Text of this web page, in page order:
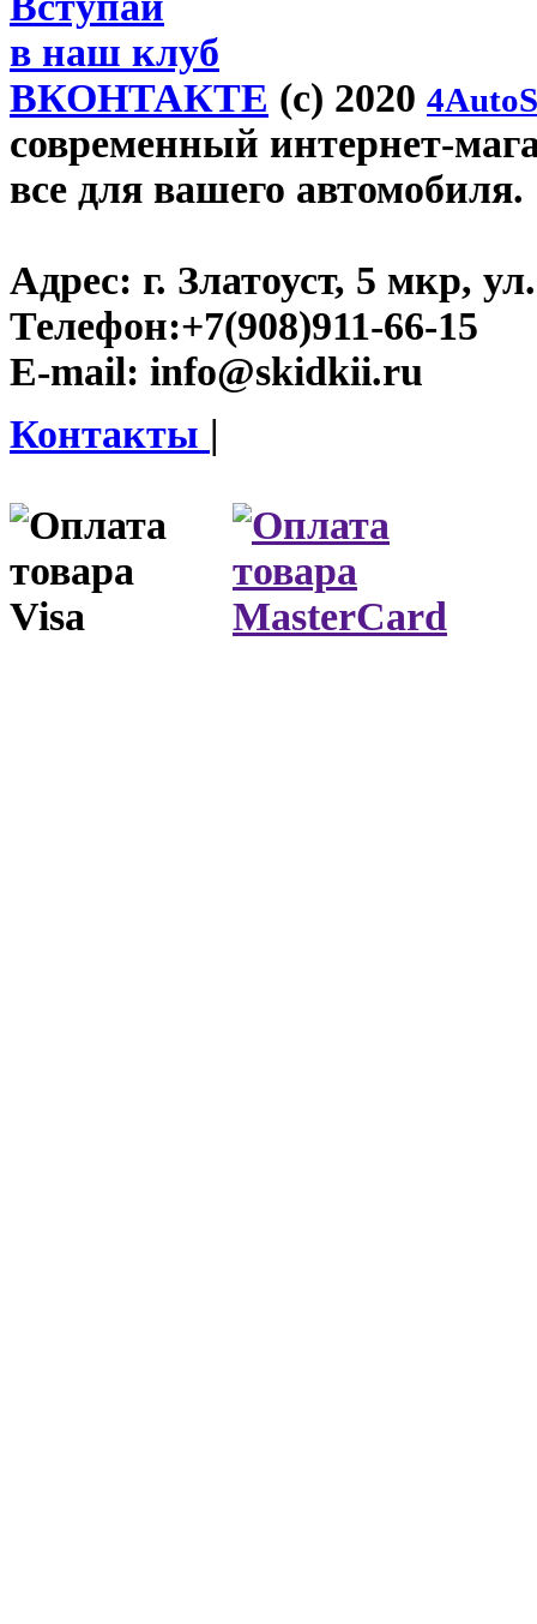
в наш клуб
ВКОНТАКТЕ (c) 2020
современный интернет-
все для вашего автомобиля.
Адрес: г. Златоуст, 5 мкр,
Телефон:+7(908)911-66-15
E-mail: info@skidkii.ru
Контакты |